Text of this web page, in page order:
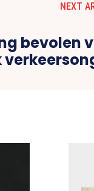
NEXT
bevolen